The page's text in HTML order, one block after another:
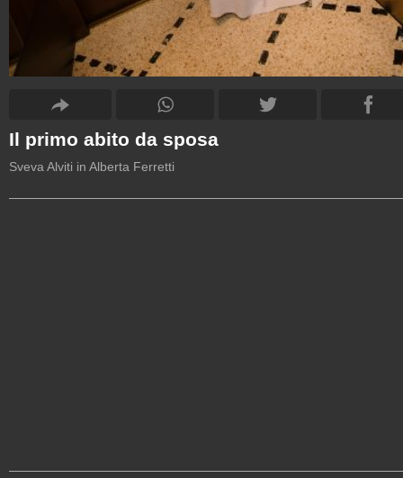
Il primo abito da sposa
Sveva Alviti in Alberta Ferretti